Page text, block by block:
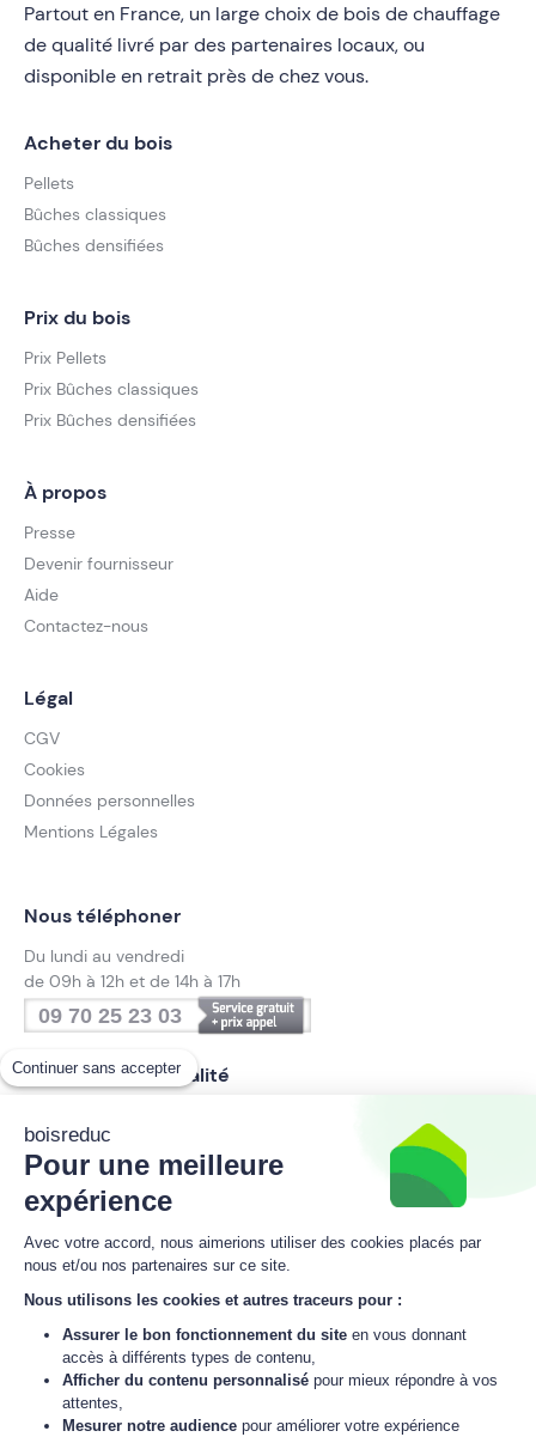
Continuer sans accepter
boisreduc
Pour une meilleure
expérience
Avec votre accord, nous aimerions utiliser des cookies placés par
nous et/ou nos partenaires sur ce site.
Nous utilisons les cookies et autres traceurs pour :
Assurer le bon fonctionnement du site en vous donnant
accès à différents types de contenu,
Afficher du contenu personnalisé pour mieux répondre à vos
attentes,
Mesurer notre audience pour améliorer votre expérience
Partout en France, un large choix de bois de chauffage
de qualité livré par des partenaires locaux, ou
disponible en retrait près de chez vous.
Acheter du bois
Pellets
Bûches classiques
Bûches densifiées
Prix du bois
Prix Pellets
Prix Bûches classiques
Prix Bûches densifiées
À propos
Presse
Devenir fournisseur
Aide
Contactez-nous
Légal
CGV
Cookies
Données personnelles
Mentions Légales
Nous téléphoner
Du lundi au vendredi
de 09h à 12h et de 14h à 17h
09 70 25 23 03
Suivez notre actualité
Inscrivez-vous à la newsletter
boisreduc
M'inscrire
J'acceptela politique de données personnelles de boisreduc.